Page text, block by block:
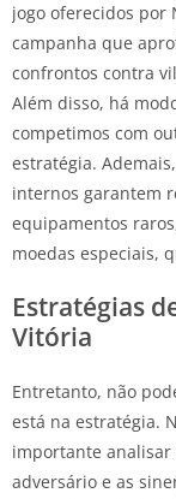
jogo oferecidos por
campanha que
confrontos contra
Além disso, há
competimos com
estratégia.
internos garantem
equipamentos
moedas especiais,
Estratégias
Vitória
Entretanto, não
está na estratégia.
importante analisar
adversário e as